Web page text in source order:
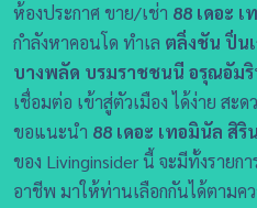
ห้องประกาศ ขาย/เช่า 88 เดอะ
กำลังหาคอนโด ทำเล ตลิ่งชัน ปิ่น
บางพลัด บรมราชชนนี อรุณอัม
เชื่อมต่อ เข้าสู่ตัวเมือง ได้ง่าย สะ
ขอแนะนำ 88 เดอะ เทอมินัล สิริ
ของ Livinginsider นี้ จะมีทั้งรายก
อาชีพ มาให้ท่านเลือกกันได้ตามค